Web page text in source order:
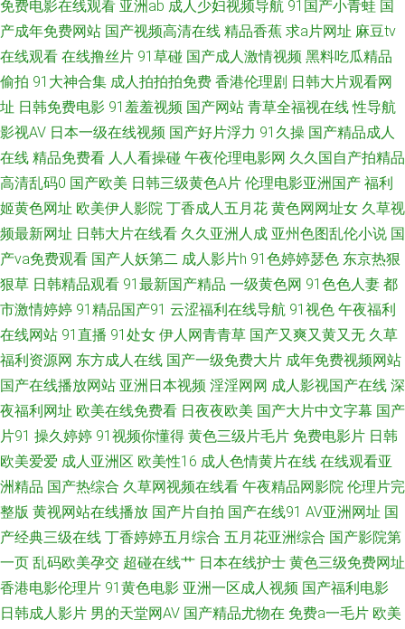
韩电影第二页 熟女热网 avtt伊人 91影业在线视频导航 91av丝袜喷水 91视频
免费看黑丝 91TV国产 久久午夜国产精品 不卡的AV电影网站 91看看婷婷综
合 91尤物白虎 国产日韩成人视频 91色狼 无码人妻影音先锋 极品影视一区二
91在线网站 91原创大神 91影片 久久精品国 91看看婷婷综合 99精品福利导
航 性爱av免费在线 欧美色欧美网 豆花祝频 91色狼网站 欧美高清专区 国产
自拍八 91成年成年进入人口 国产精品码一区 亚洲无码黄色网址 91超碰成人
导航 91传媒免费观看网址 91极品福利 91精品最新地址 91视频国产网址 成
人亚洲福利在线观看 日日韩日韩日韩AV 91成人网 91视频官方 91在线看看
啊v视频在线观看 草草逼网 超碰人人艹 超碰国产在线久草91 豆花视频91av
国产精品99久久 欧美淫乱一区二区 少妇后入 深夜色福亚洲福利无码 91love
海角熟女 先锋影院日韩精品av 午夜精品波多野吉依 国产91视频白丝 91九色
探花 九九热精品国产视频 91视频站 成人AV天堂五月天网 岛国99 国产第一
福利 国产免费福利av视 国内自拍99 精品久久AV大香蕉 色久悠悠亚洲 夜夜撸
免费电影在线观看 亚洲ab 成人少妇视频导航 91国产小青蛙 国
产成年免费网站 国产视频高清在线 精品香蕉 求a片网址 麻豆tv
在线观看 在线撸丝片 91草碰 国产成人激情视频 黑料吃瓜精品
偷拍 91大神合集 成人拍拍拍免费 香港伦理剧 日韩大片观看网
址 日韩免费电影 91羞羞视频 国产网站 青草全福视在线 性导航
影视AV 日本一级在线视频 国产好片浮力 91久操 国产精品成人
在线 精品免费看 人人看操碰 午夜伦理电影网 久久国自产拍精品
高清乱码0 国产欧美 日韩三级黄色A片 伦理电影亚洲国产 福利
姬黄色网址 欧美伊人影院 丁香成人五月花 黄色网网址女 久草视
频最新网址 日韩大片在线看 久久亚洲人成 亚州色图乱伦小说 国
产va免费观看 国产人妖第二 成人影片h 91色婷婷瑟色 东京热狠
狠草 日韩精品观看 91最新国产精品 一级黄色网 91色色人妻 都
市激情婷婷 91精品国产91 云涩福利在线导航 91视色 午夜福利
在线网站 91直播 91处女 伊人网青青草 国产又爽又黄又无 久草
福利资源网 东方成人在线 国产一级免费大片 成年免费视频网站
国产在线播放网站 亚洲日本视频 淫淫网网 成人影视国产在线 深
夜福利网址 欧美在线免费看 日夜夜欧美 国产大片中文字幕 国产
片91 操久婷婷 91视频你懂得 黄色三级片毛片 免费电影片 日韩
欧美爱爱 成人亚洲区 欧美性16 成人色情黄片在线 在线观看亚
洲精品 国产热综合 久草网视频在线看 午夜精品网影院 伦理片完
整版 黄视网站在线播放 国产片自拍 国产在线91 AV亚洲网址 国
产经典三级在线 丁香婷婷五月综合 五月花亚洲综合 国产影院第
一页 乱码欧美孕交 超碰在线艹 日本在线护士 黄色三级免费网址
香港电影伦理片 91黄色电影 亚洲一区成人视频 国产福利电影
日韩成人影片 男的天堂网AV 国产精品尤物在 免费a一毛片 欧美